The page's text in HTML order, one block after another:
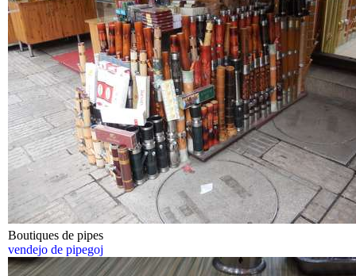
Boutiques de pipes
vendejo de pipegoj